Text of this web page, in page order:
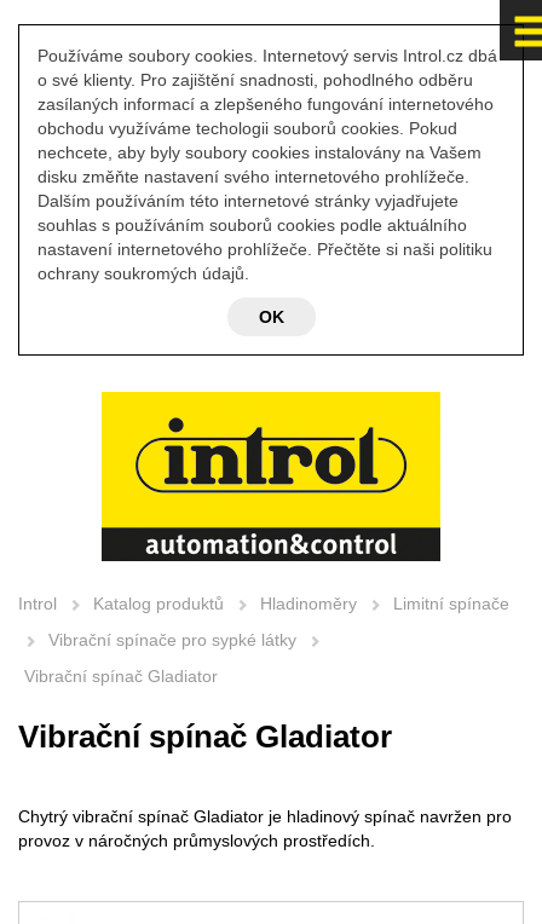
Používáme soubory cookies. Internetový servis Introl.cz dbá
o své klienty. Pro zajištění snadnosti, pohodlného odběru
zasílaných informací a zlepšeného fungování internetového
obchodu využíváme techologii souborů cookies. Pokud
nechcete, aby byly soubory cookies instalovány na Vašem
disku změňte nastavení svého internetového prohlížeče.
Dalším používáním této internetové stránky vyjadřujete
souhlas s používáním souborů cookies podle aktuálního
nastavení internetového prohlížeče. Přečtěte si naši politiku
ochrany soukromých údajů.
OK
Introl Katalog produktů Hladinoměry
Limitní spínače
Vibrační spínače pro sypké látky
Vibrační spínač Gladiator
Vibrační spínač Gladiator
Chytrý vibrační spínač Gladiator je hladinový spínač navržen pro
provoz v náročných průmyslových prostředích.